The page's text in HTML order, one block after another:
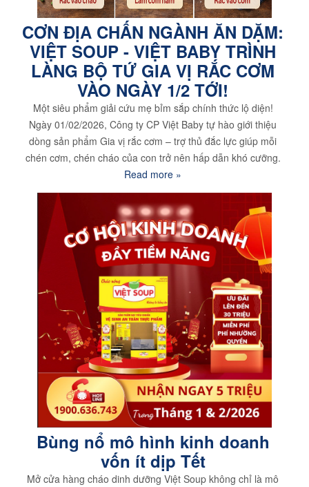
CƠN ĐỊA CHẤN NGÀNH ĂN DẶM:
VIỆT SOUP - VIỆT BABY TRÌNH
LÀNG BỘ TỨ GIA VỊ RẮC CƠM
VÀO NGÀY 1/2 TỚI!
Một siêu phẩm giải cứu mẹ bỉm sắp chính thức lộ diện!
Ngày 01/02/2026, Công ty CP Việt Baby tự hào giới thiệu
dòng sản phẩm Gia vị rắc cơm – trợ thủ đắc lực giúp mỗi
chén cơm, chén cháo của con trở nên hấp dẫn khó cưỡng.
Read more »
Bùng nổ mô hình kinh doanh
vốn ít dịp Tết
Mở cửa hàng cháo dinh dưỡng Việt Soup không chỉ là mô